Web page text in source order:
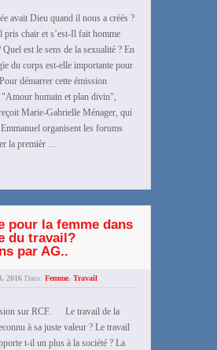
avait Dieu quand il nous a créés ?
chair et s’est-Il fait homme
Quel est le sens de la sexualité ? En
du corps est-elle importante pour
démarrer cette émission
"Amour humain et plan divin",
Marie-Gabrielle Ménager, qui
organisent les forums
la premièr ...
pour la femme dans
du travail?
par AG..
2016 Dans: Femme, Travail
sur RCF. Le travail de la
à sa juste valeur ? Le travail
t-il un plus à la société ? La